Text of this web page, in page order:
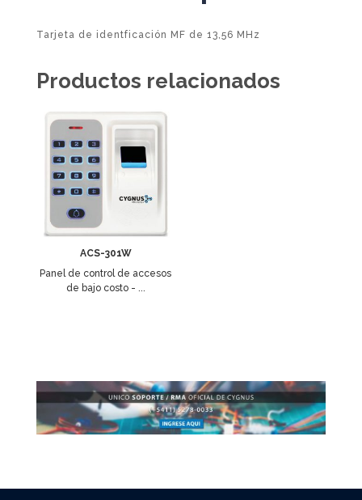
Tarjeta de identficación MF de 13,56 MHz
Productos relacionados
ACS-301W
Panel de control de accesos
de bajo costo - ...